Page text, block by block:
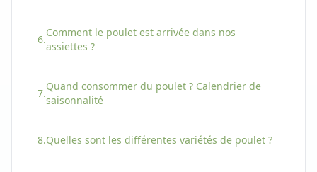
6.
Comment le poulet est arrivée dans nos
assiettes ?
7.
Quand consommer du poulet ? Calendrier de
saisonnalité
8.Quelles sont les différentes variétés de poulet ?